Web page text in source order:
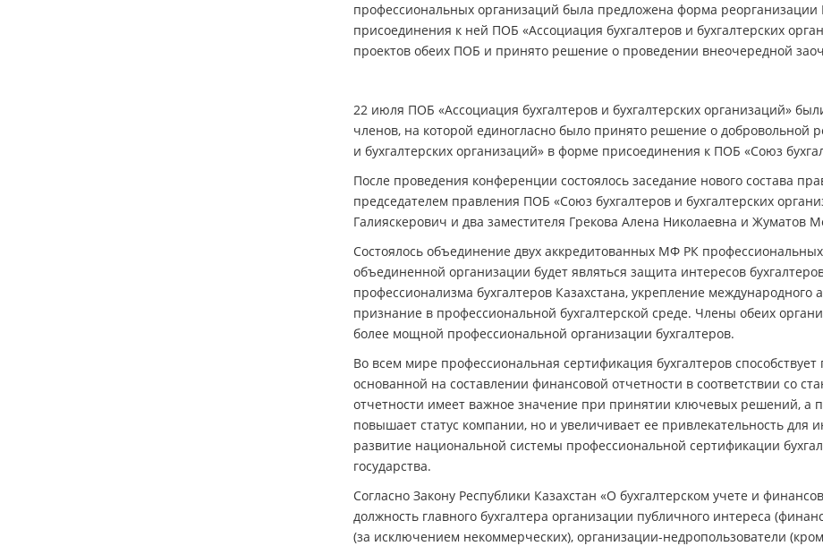
профессиональных организаций была предложена форма реорганизации
присоединения к ней ПОБ «Ассоциация бухгалтеров и бухгалтерских
проектов обеих ПОБ и принято решение о проведении внеочередной
22 июля ПОБ «Ассоциация бухгалтеров и бухгалтерских организаций»
членов, на которой единогласно было принято решение о добровольной
и бухгалтерских организаций» в форме присоединения к ПОБ «Союз
После проведения конференции состоялось заседание нового состава
председателем правления ПОБ «Союз бухгалтеров и бухгалтерских
Галияскерович и два заместителя Грекова Алена Николаевна и Жуматов
Состоялось объединение двух аккредитованных МФ РК
объединенной организации будет являться защита интересов
профессионализма бухгалтеров Казахстана, укрепление международного
признание в профессиональной бухгалтерской среде. Члены обеих
более мощной профессиональной организации бухгалтеров.
Во всем мире профессиональная сертификация бухгалтеров
основанной на составлении финансовой отчетности в соответствии со
отчетности имеет важное значение при принятии ключевых решений, а
повышает статус компании, но и увеличивает ее привлекательность для
развитие национальной системы профессиональной сертификации
государства.
Согласно Закону Республики Казахстан «О бухгалтерском учете и
должность главного бухгалтера организации публичного интереса
(за исключением некоммерческих), организации-недропользователи